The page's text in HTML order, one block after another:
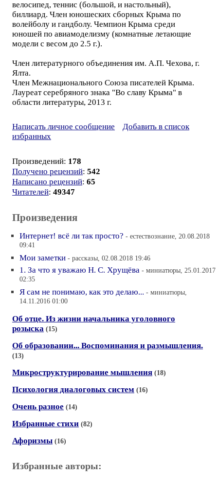
велосипед, теннис (большой, и настольный),
биллиард. Член юношеских сборных Крыма по
волейболу и гандболу. Чемпион Крыма среди
юношей по авиамоделизму (комнатные летающие
модели с весом до 2.5 г.).
Член литературного объединения им. А.П. Чехова, г.
Ялта.
Член Межнационального Союза писателей Крыма.
Лауреат серебряного знака "Во славу Крыма" в
области литературы, 2013 г.
Написать личное сообщение
Добавить в список
избранных
Произведений: 178
Получено рецензий: 542
Написано рецензий: 65
Читателей: 49347
Произведения
Интернет! всё ли так просто? - естествознание, 20.08.2018
09:41
Мои заметки - рассказы, 02.08.2018 19:46
1. За что я уважаю Н. С. Хрущёва - миниатюры, 25.01.2017
02:35
Я сам не понимаю, как это делаю... - миниатюры,
14.11.2016 01:00
Об отце. Из жизни начальника уголовного
розыска (15)
Об образовании... Воспоминания и размышления.
(13)
Микроструктурирование мышления (18)
Психология диалоговых систем (16)
Очень разное (14)
Избранные стихи (82)
Афоризмы (16)
Избранные авторы: